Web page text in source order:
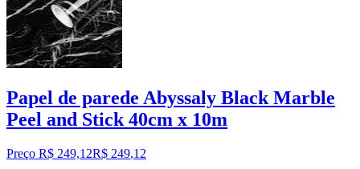
Papel de parede Abyssaly Black Marble
Peel and Stick 40cm x 10m
Preço R$ 249,12R$ 249,12